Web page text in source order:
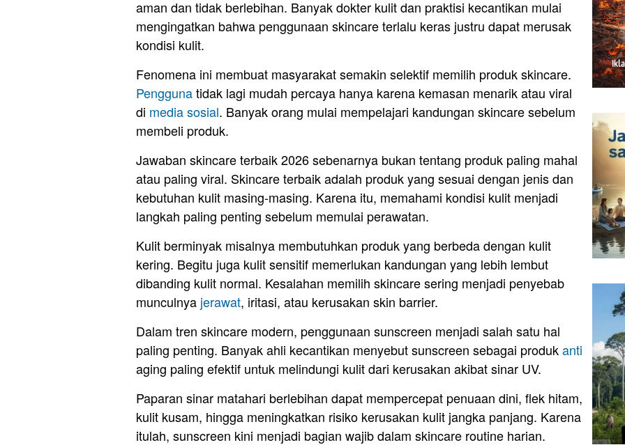
aman dan tidak berlebihan. Banyak dokter kulit dan praktisi kecantikan mulai
mengingatkan bahwa penggunaan skincare terlalu keras justru dapat merusak
kondisi kulit.
Fenomena ini membuat masyarakat semakin selektif memilih produk skincare.
Penggunatidak lagi mudah percaya hanya karena kemasan menarik atau viral
di media sosial. Banyak orang mulai mempelajari kandungan skincare sebelum
membeli produk.
Jawaban skincare terbaik 2026 sebenarnya bukan tentang produk paling mahal
atau paling viral. Skincare terbaik adalah produk yang sesuai dengan jenis dan
kebutuhan kulit masing-masing. Karena itu, memahami kondisi kulit menjadi
langkah paling penting sebelum memulai perawatan.
Kulit berminyak misalnya membutuhkan produk yang berbeda dengan kulit
kering. Begitu juga kulit sensitif memerlukan kandungan yang lebih lembut
dibanding kulit normal. Kesalahan memilih skincare sering menjadi penyebab
munculnya jerawat, iritasi, atau kerusakan skin barrier.
Dalam tren skincare modern, penggunaan sunscreen menjadi salah satu hal
paling penting. Banyak ahli kecantikan menyebut sunscreen sebagai produkanti
aging paling efektif untuk melindungi kulit dari kerusakan akibat sinar UV.
Paparan sinar matahari berlebihan dapat mempercepat penuaan dini, flek hitam,
kulit kusam, hingga meningkatkan risiko kerusakan kulit jangka panjang. Karena
itulah, sunscreen kini menjadi bagian wajib dalam skincare routine harian.